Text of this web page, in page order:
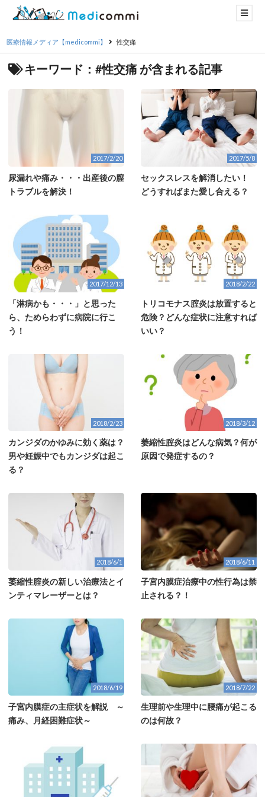
医療情報メディア【medicommi】 性交痛
キーワード：#性交痛 が含まれる記事
2017/2/20
尿漏れや痛み・・・出産後の膣
トラブルを解決！
2017/5/8
セックスレスを解消したい！
どうすればまた愛し合える？
2017/12/13
「淋病かも・・・」と思った
ら、ためらわずに病院に行こ
う！
2018/2/22
トリコモナス腟炎は放置すると
危険？どんな症状に注意すれば
いい？
2018/2/23
カンジダのかゆみに効く薬は？
男や妊娠中でもカンジダは起こ
る？
2018/3/12
萎縮性腟炎はどんな病気？何が
原因で発症するの？
2018/6/1
萎縮性腟炎の新しい治療法とイ
ンティマレーザーとは？
2018/6/11
子宮内膜症治療中の性行為は禁
止される？！
2018/6/19
子宮内膜症の主症状を解説 ～
痛み、月経困難症状～
2018/7/22
生理前や生理中に腰痛が起こる
のは何故？